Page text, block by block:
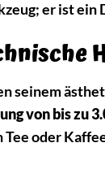
er ist ein
seinem
von bis zu
Tee oder